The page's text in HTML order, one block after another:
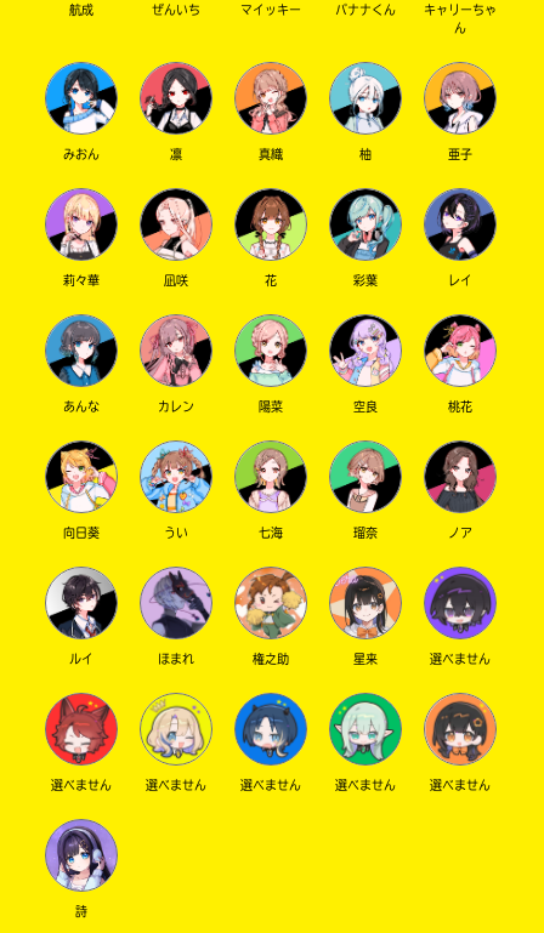
航成 ぜんいち マイッキー バナナくん
キャリーちゃ
ん
みおん 凛 真織 柚 亜子
莉々華 凪咲 花 彩葉 レイ
あんな カレン 陽菜 空良 桃花
向日葵 うい 七海 瑠奈 ノア
ルイ ほまれ 権之助 星来 選べません
選べません 選べません 選べません 選べません 選べません
詩